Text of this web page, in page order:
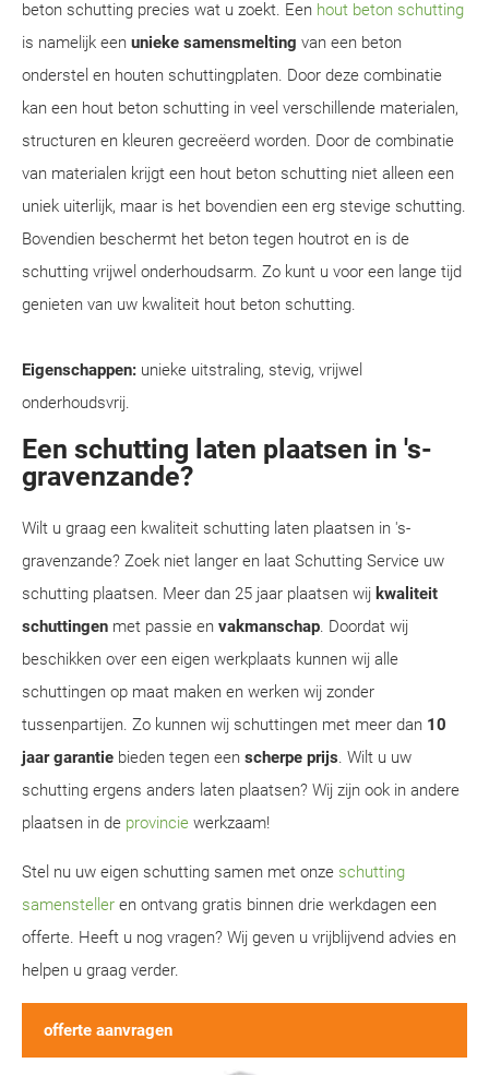
beton schutting precies wat u zoekt. Een hout beton schutting
is namelijk een unieke samensmelting van een beton
onderstel en houten schuttingplaten. Door deze combinatie
kan een hout beton schutting in veel verschillende materialen,
structuren en kleuren gecreëerd worden. Door de combinatie
van materialen krijgt een hout beton schutting niet alleen een
uniek uiterlijk, maar is het bovendien een erg stevige schutting.
Bovendien beschermt het beton tegen houtrot en is de
schutting vrijwel onderhoudsarm. Zo kunt u voor een lange tijd
genieten van uw kwaliteit hout beton schutting.
Eigenschappen: unieke uitstraling, stevig, vrijwel
onderhoudsvrij.
Een schutting laten plaatsen in 's-
gravenzande?
Wilt u graag een kwaliteit schutting laten plaatsen in 's-
gravenzande? Zoek niet langer en laat Schutting Service uw
schutting plaatsen. Meer dan 25 jaar plaatsen wij kwaliteit
schuttingen met passie en vakmanschap. Doordat wij
beschikken over een eigen werkplaats kunnen wij alle
schuttingen op maat maken en werken wij zonder
tussenpartijen. Zo kunnen wij schuttingen met meer dan 10
jaar garantie bieden tegen een scherpe prijs. Wilt u uw
schutting ergens anders laten plaatsen? Wij zijn ook in andere
plaatsen in de provincie werkzaam!
Stel nu uw eigen schutting samen met onze schutting
samensteller en ontvang gratis binnen drie werkdagen een
offerte. Heeft u nog vragen? Wij geven u vrijblijvend advies en
helpen u graag verder.
offerte aanvragen